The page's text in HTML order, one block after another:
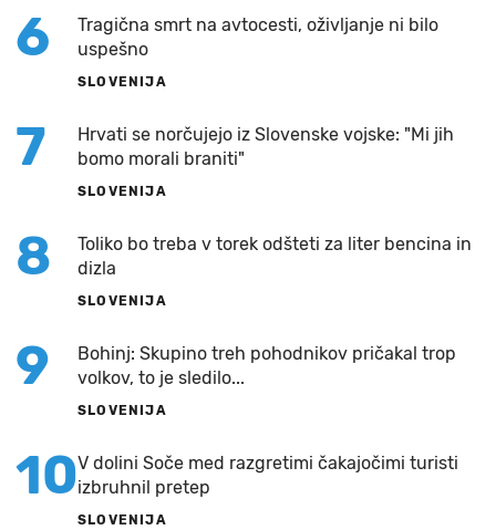
6
Tragična smrt na avtocesti, oživljanje ni bilo
uspešno
SLOVENIJA
7
Hrvati se norčujejo iz Slovenske vojske: "Mi jih
bomo morali braniti"
SLOVENIJA
8
Toliko bo treba v torek odšteti za liter bencina in
dizla
SLOVENIJA
9
Bohinj: Skupino treh pohodnikov pričakal trop
volkov, to je sledilo...
SLOVENIJA
10V dolini Soče med razgretimi čakajočimi turisti
izbruhnil pretep
SLOVENIJA